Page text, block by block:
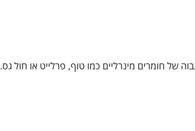
של חומרים מינרליים כמו טוף, פרלייט או חול גס.